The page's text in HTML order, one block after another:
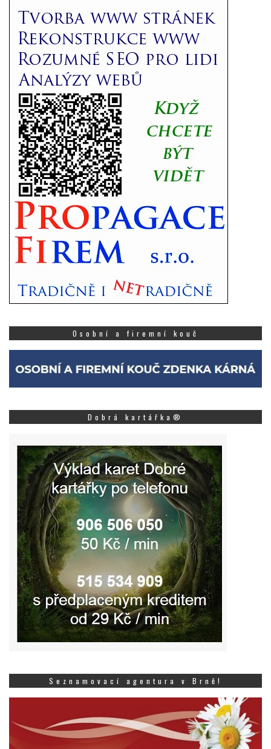
Osobní a firemní kouč
Dobrá kartářka®
Seznamovací agentura v Brně!